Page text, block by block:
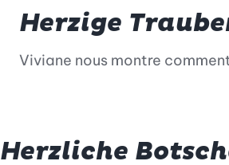
Herzige
Viviane nous montre
Herzliche